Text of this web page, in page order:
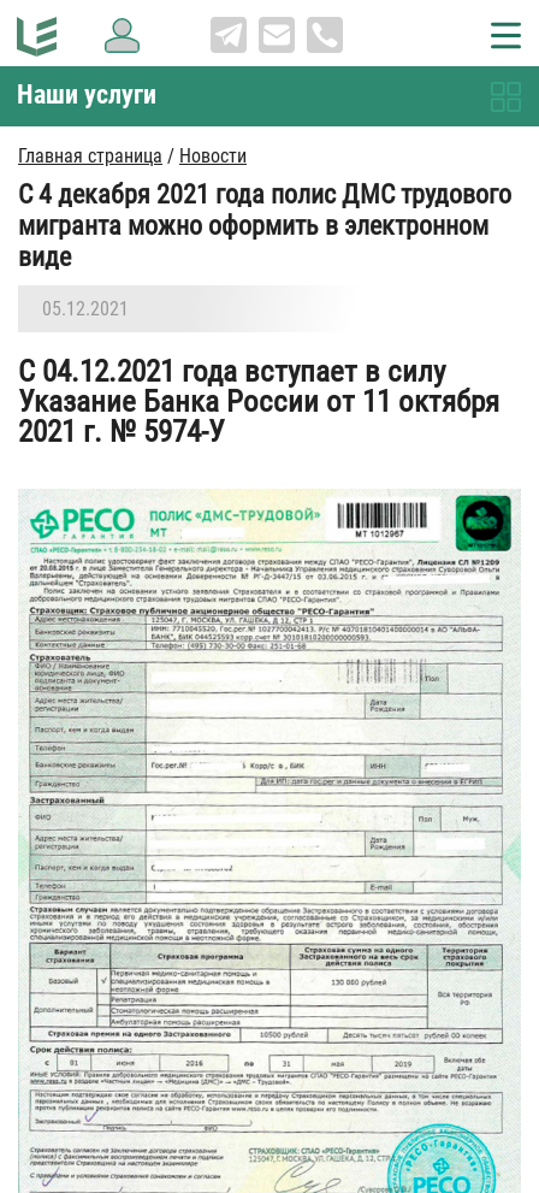
Наши услуги
Главная страница / Новости
С 4 декабря 2021 года полис ДМС трудового
мигранта можно оформить в электронном
виде
05.12.2021
С 04.12.2021 года вступает в силу
Указание Банка России от 11 октября
2021 г. № 5974-У